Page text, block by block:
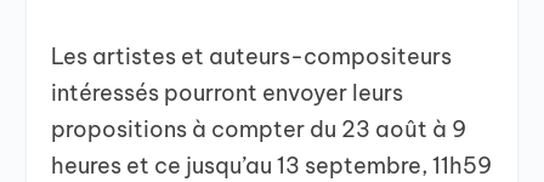
Les artistes et auteurs-compositeurs
intéressés pourront envoyer leurs
propositions à compter du 23 août à 9
heures et ce jusqu’au 13 septembre, 11h59